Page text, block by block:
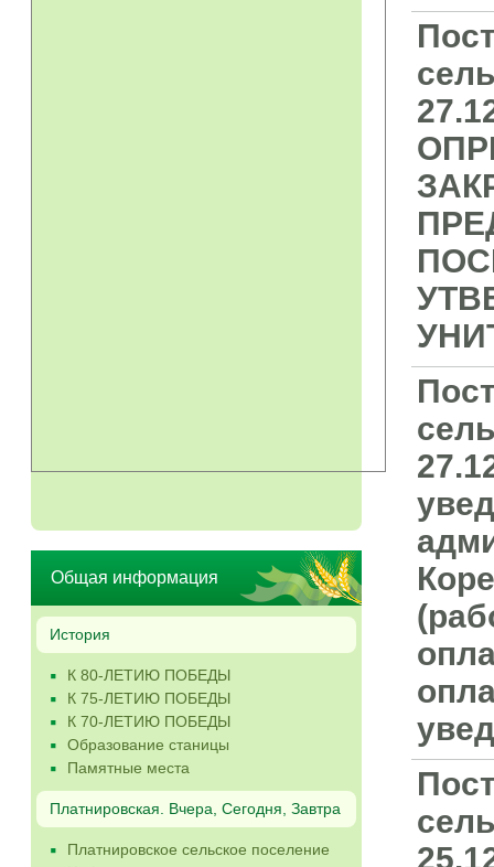
Общая информация
История
К 80-ЛЕТИЮ ПОБЕДЫ
К 75-ЛЕТИЮ ПОБЕДЫ
К 70-ЛЕТИЮ ПОБЕДЫ
Образование станицы
Памятные места
Платнировская. Вчера, Сегодня, Завтра
Платнировское сельское поселение